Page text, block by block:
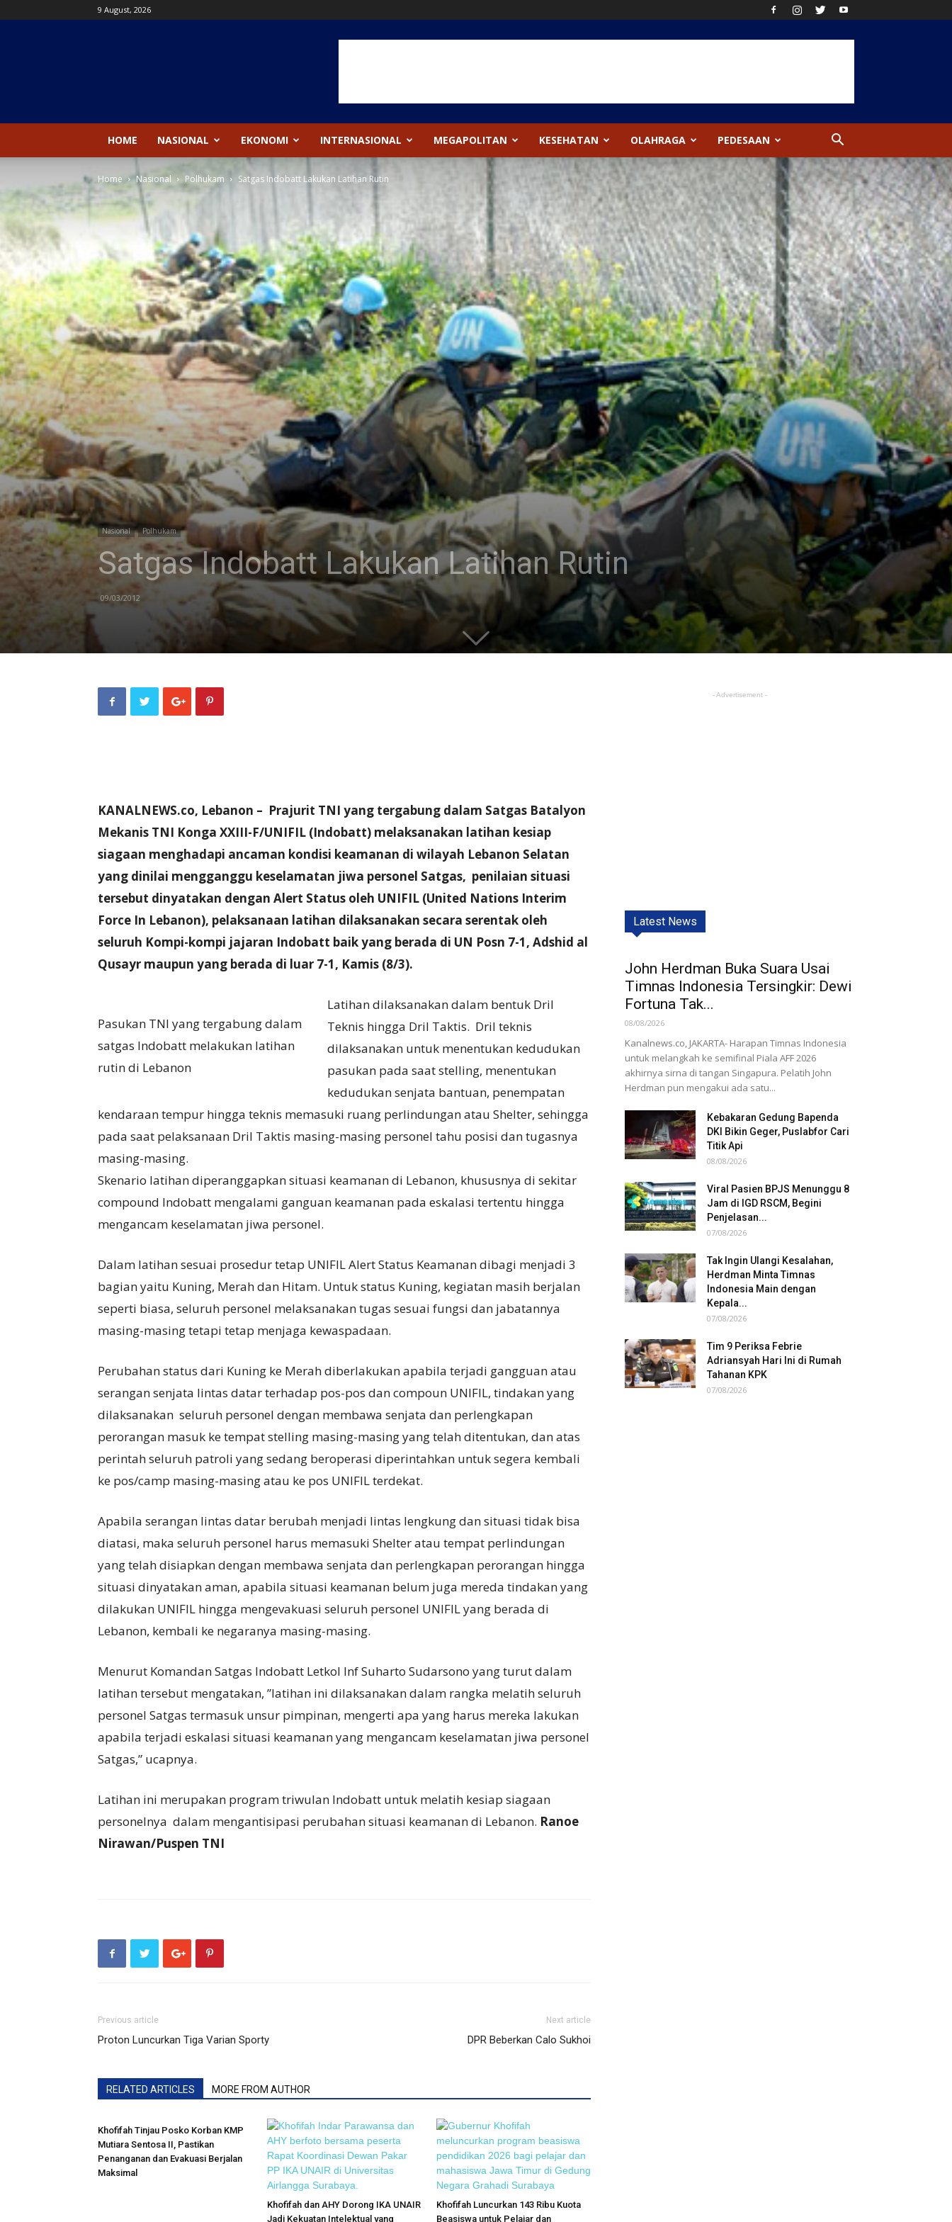
9 August, 2026
HOME NASIONAL EKONOMI INTERNASIONAL MEGAPOLITAN KESEHATAN OLAHRAGA PEDESAAN
Home Nasional Polhukam Satgas Indobatt Lakukan Latihan Rutin
Nasional Polhukam
Satgas Indobatt Lakukan Latihan Rutin
09/03/2012
KANALNEWS.co, Lebanon – Prajurit TNI yang tergabung dalam Satgas Batalyon
Mekanis TNI Konga XXIII-F/UNIFIL (Indobatt) melaksanakan latihan kesiap
siagaan menghadapi ancaman kondisi keamanan di wilayah Lebanon Selatan
yang dinilai mengganggu keselamatan jiwa personel Satgas, penilaian situasi
tersebut dinyatakan dengan Alert Status oleh UNIFIL (United Nations Interim
Force In Lebanon), pelaksanaan latihan dilaksanakan secara serentak oleh
seluruh Kompi-kompi jajaran Indobatt baik yang berada di UN Posn 7-1, Adshid al
Qusayr maupun yang berada di luar 7-1, Kamis (8/3).
Pasukan TNI yang tergabung dalam
satgas Indobatt melakukan latihan
rutin di Lebanon
Latihan dilaksanakan dalam bentuk Dril
Teknis hingga Dril Taktis. Dril teknis
dilaksanakan untuk menentukan kedudukan
pasukan pada saat stelling, menentukan
kedudukan senjata bantuan, penempatan
kendaraan tempur hingga teknis memasuki ruang perlindungan atau Shelter, sehingga
pada saat pelaksanaan Dril Taktis masing-masing personel tahu posisi dan tugasnya
masing-masing.
Skenario latihan diperanggapkan situasi keamanan di Lebanon, khususnya di sekitar
compound Indobatt mengalami ganguan keamanan pada eskalasi tertentu hingga
mengancam keselamatan jiwa personel.
Dalam latihan sesuai prosedur tetap UNIFIL Alert Status Keamanan dibagi menjadi 3
bagian yaitu Kuning, Merah dan Hitam. Untuk status Kuning, kegiatan masih berjalan
seperti biasa, seluruh personel melaksanakan tugas sesuai fungsi dan jabatannya
masing-masing tetapi tetap menjaga kewaspadaan.
Perubahan status dari Kuning ke Merah diberlakukan apabila terjadi gangguan atau
serangan senjata lintas datar terhadap pos-pos dan compoun UNIFIL, tindakan yang
dilaksanakan seluruh personel dengan membawa senjata dan perlengkapan
perorangan masuk ke tempat stelling masing-masing yang telah ditentukan, dan atas
perintah seluruh patroli yang sedang beroperasi diperintahkan untuk segera kembali
ke pos/camp masing-masing atau ke pos UNIFIL terdekat.
Apabila serangan lintas datar berubah menjadi lintas lengkung dan situasi tidak bisa
diatasi, maka seluruh personel harus memasuki Shelter atau tempat perlindungan
yang telah disiapkan dengan membawa senjata dan perlengkapan perorangan hingga
situasi dinyatakan aman, apabila situasi keamanan belum juga mereda tindakan yang
dilakukan UNIFIL hingga mengevakuasi seluruh personel UNIFIL yang berada di
Lebanon, kembali ke negaranya masing-masing.
Menurut Komandan Satgas Indobatt Letkol Inf Suharto Sudarsono yang turut dalam
latihan tersebut mengatakan, ”latihan ini dilaksanakan dalam rangka melatih seluruh
personel Satgas termasuk unsur pimpinan, mengerti apa yang harus mereka lakukan
apabila terjadi eskalasi situasi keamanan yang mengancam keselamatan jiwa personel
Satgas,” ucapnya.
Latihan ini merupakan program triwulan Indobatt untuk melatih kesiap siagaan
personelnya dalam mengantisipasi perubahan situasi keamanan di Lebanon. Ranoe
Nirawan/Puspen TNI
Previous article
Proton Luncurkan Tiga Varian Sporty
Next article
DPR Beberkan Calo Sukhoi
RELATED ARTICLES MORE FROM AUTHOR
Khofifah Tinjau Posko Korban KMP
Mutiara Sentosa II, Pastikan
Penanganan dan Evakuasi Berjalan
Maksimal
Khofifah dan AHY Dorong IKA UNAIR
Jadi Kekuatan Intelektual yang
Khofifah Luncurkan 143 Ribu Kuota
Beasiswa untuk Pelajar dan
- Advertisement -
Latest News
John Herdman Buka Suara Usai
Timnas Indonesia Tersingkir: Dewi
Fortuna Tak...
08/08/2026
Kanalnews.co, JAKARTA- Harapan Timnas Indonesia
untuk melangkah ke semifinal Piala AFF 2026
akhirnya sirna di tangan Singapura. Pelatih John
Herdman pun mengakui ada satu...
Kebakaran Gedung Bapenda
DKI Bikin Geger, Puslabfor Cari
Titik Api
08/08/2026
Viral Pasien BPJS Menunggu 8
Jam di IGD RSCM, Begini
Penjelasan...
07/08/2026
Tak Ingin Ulangi Kesalahan,
Herdman Minta Timnas
Indonesia Main dengan
Kepala...
07/08/2026
Tim 9 Periksa Febrie
Adriansyah Hari Ini di Rumah
Tahanan KPK
07/08/2026